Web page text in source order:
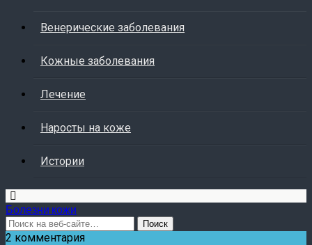
Венерические заболевания
Кожные заболевания
Лечение
Наросты на коже
Истории
Болезни кожи
2 комментария